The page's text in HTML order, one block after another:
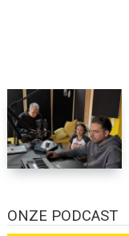
ONZE PODCAST